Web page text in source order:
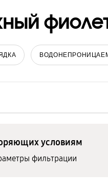
условиям
фильтрации